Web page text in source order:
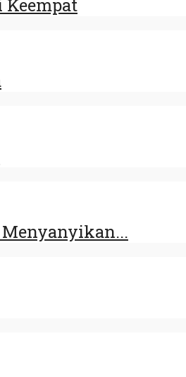
Keempat
Menyanyikan...